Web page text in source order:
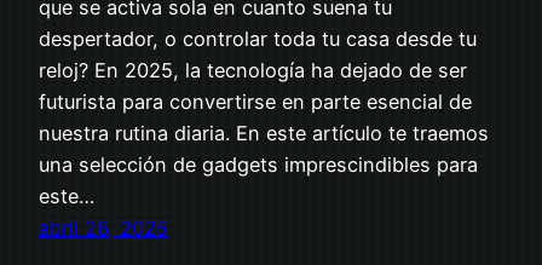
que se activa sola en cuanto suena tu
despertador, o controlar toda tu casa desde tu
reloj? En 2025, la tecnología ha dejado de ser
futurista para convertirse en parte esencial de
nuestra rutina diaria. En este artículo te traemos
una selección de gadgets imprescindibles para
este…
abril 26, 2025